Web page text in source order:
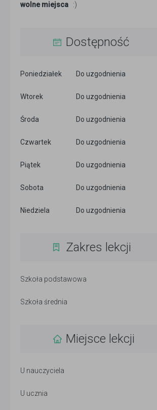
wolne miejsca
:)
Dostępność
Poniedziałek Do uzgodnienia
Wtorek Do uzgodnienia
Środa Do uzgodnienia
Czwartek Do uzgodnienia
Piątek Do uzgodnienia
Sobota Do uzgodnienia
Niedziela Do uzgodnienia
Zakres lekcji
Szkoła podstawowa
Szkoła średnia
Miejsce lekcji
U nauczyciela
U ucznia